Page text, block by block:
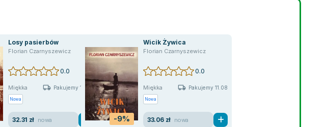
Losy pasierbów
Florian Czarnyszewicz
0.0
Miękka Pakujemy 11.08
Nowa
32.31 zł nowa -9%
Wicik Żywica
Florian Czarnyszewicz
0.0
Miękka Pakujemy 11.08
Nowa
33.06 zł nowa